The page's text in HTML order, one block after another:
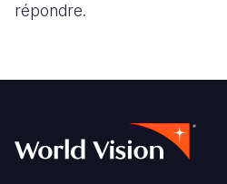
répondre.